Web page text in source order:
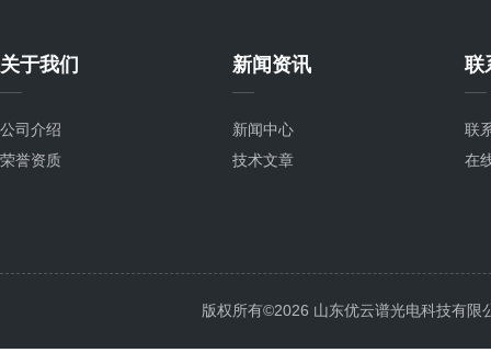
关于我们
公司介绍
荣誉资质
新闻资讯
新闻中心
技术文章
联
联
在
版权所有©2026 山东优云谱光电科技有